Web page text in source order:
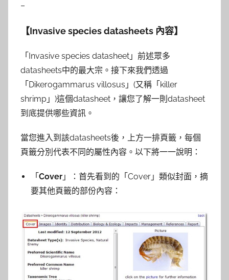
–
【Invasive species datasheets 內容】
「Invasive species datasheet」前述眾多
datasheets中的最大宗。接下來我們透過
「Dikerogammarus villosus」(又稱「killer
shrimp」)這個datasheet，讓您了解一則datasheet
到底提供哪些資訊。
當您進入到該datasheets後，上方一排頁籤，每個
頁籤分別代表不同的屬性內容。以下將一一說明：
「Cover 」：首先看到的「Cover」類似封面，摘
要其他頁籤的部份內容：